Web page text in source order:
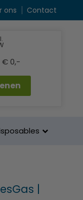
ons Contact
€ 0,-
|